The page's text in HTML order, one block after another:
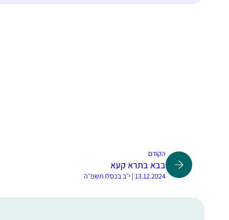
הקודם
בבא בתרא קעא
13.12.2024 | י״ב בכסלו תשפ״ה